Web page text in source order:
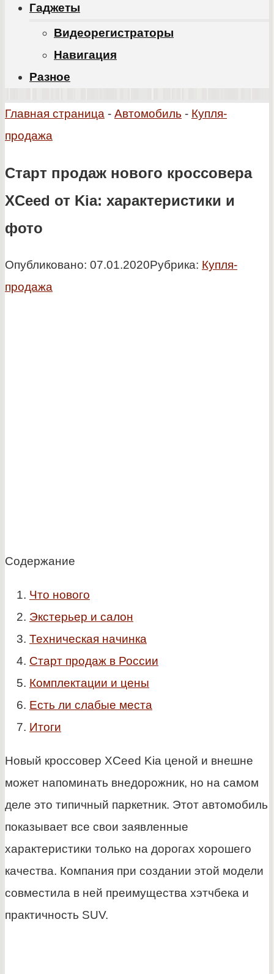
Гаджеты
Видеорегистраторы
Навигация
Разное
Главная страница - Автомобиль - Купля-
продажа
Старт продаж нового кроссовера
XCeed от Kia: характеристики и
фото
Опубликовано: 07.01.2020Рубрика: Купля-
продажа
Содержание
Что нового
Экстерьер и салон
Техническая начинка
Старт продаж в России
Комплектации и цены
Есть ли слабые места
Итоги
Новый кроссовер XCeed Kia ценой и внешне
может напоминать внедорожник, но на самом
деле это типичный паркетник. Этот автомобиль
показывает все свои заявленные
характеристики только на дорогах хорошего
качества. Компания при создании этой модели
совместила в ней преимущества хэтчбека и
практичность SUV.